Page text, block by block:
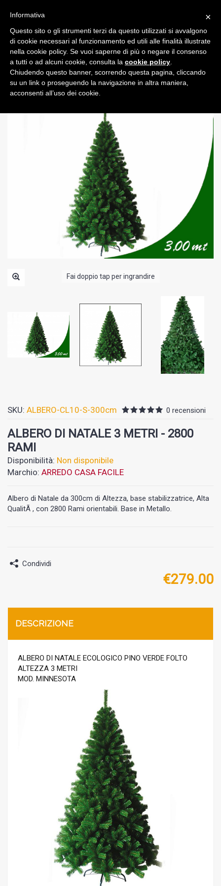
0
Fai doppio tap per ingrandire
SKU: ALBERO-CL10-S-300cm 0 recensioni
ALBERO DI NATALE 3 METRI - 2800
RAMI
Disponibilità: Non disponibile
Marchio: ARREDO CASA FACILE
Albero di Natale da 300cm di Altezza, base stabilizzatrice, Alta
QualitÃ , con 2800 Rami orientabili. Base in Metallo.
Condividi
€279.00
DESCRIZIONE
ALBERO DI NATALE ECOLOGICO PINO VERDE FOLTO
ALTEZZA 3 METRI
MOD. MINNESOTA
×
Informativa
Questo sito o gli strumenti terzi da questo utilizzati si avvalgono
di cookie necessari al funzionamento ed utili alle finalità illustrate
nella cookie policy. Se vuoi saperne di più o negare il consenso
a tutti o ad alcuni cookie, consulta la cookie policy
Chiudendo questo banner, scorrendo questa pagina, cliccando
su un link o proseguendo la navigazione in altra maniera,
acconsenti all’uso dei cookie.